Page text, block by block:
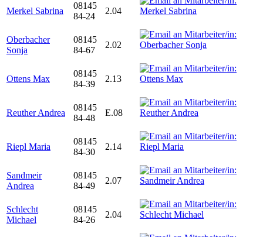
Merkel Sabrina
08145
84-24
2.04
Oberbacher
Sonja
08145
84-67
2.02
Ottens Max
08145
84-39
2.13
Reuther Andrea
08145
84-48
E.08
Riepl Maria
08145
84-30
2.14
Sandmeir
Andrea
08145
84-49
2.07
Schlecht
Michael
08145
84-26
2.04